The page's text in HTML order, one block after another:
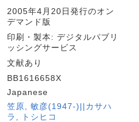
2005年4月20日発行のオン
デマンド版
印刷・製本: デジタルパブリ
ッシングサービス
文献あり
BB1616658X
Japanese
笠原, 敏彦(1947-)||カサハ
ラ, トシヒコ